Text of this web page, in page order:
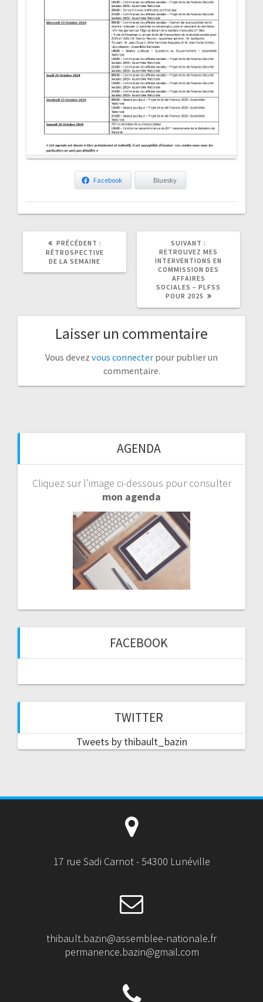
Facebook Bluesky
PRÉCÉDENT :
ARTICLE
PRÉCÉDENT
RÉTROSPECTIVE
DE LA SEMAINE
SUIVANT :
ARTICLE
RETROUVEZ MES
INTERVENTIONS EN
COMMISSION DES
AFFAIRES
SOCIALES – PLFSS
POUR 2025
Laisser un commentaire
Vous devez vous connecter pour publier un
commentaire.
AGENDA
Cliquez sur l’image ci-dessous pour consulter
mon agenda
FACEBOOK
TWITTER
Tweets by thibault_bazin
17 rue Sadi Carnot - 54300 Lunéville
thibault.bazin@assemblee-nationale.fr
permanence.bazin@gmail.com